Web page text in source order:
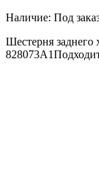
Наличие: Под
Шестерня заднего